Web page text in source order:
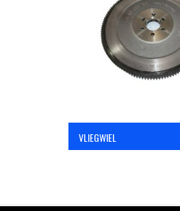
Bedrijfswagen parts
Inloggen / Registreren
VLIEGWIEL